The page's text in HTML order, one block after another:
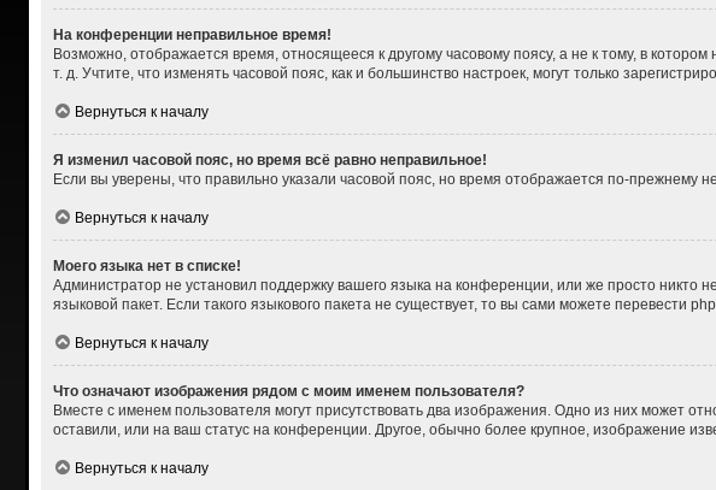
На конференции неправильное время!
Возможно, отображается время, относящееся к другому часовому поясу, а не к тому, в
т. д. Учтите, что изменять часовой пояс, как и большинство настроек, могут только
Вернуться к началу
Я изменил часовой пояс, но время всё равно неправильное!
Если вы уверены, что правильно указали часовой пояс, но время отображается по-прежнему
Вернуться к началу
Моего языка нет в списке!
Администратор не установил поддержку вашего языка на конференции, или же просто
языковой пакет. Если такого языкового пакета не существует, то вы сами можете
Вернуться к началу
Что означают изображения рядом с моим именем пользователя?
Вместе с именем пользователя могут присутствовать два изображения. Одно из них может
оставили, или на ваш статус на конференции. Другое, обычно более крупное, изображение
Вернуться к началу